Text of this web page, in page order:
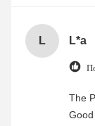
L L*a
The